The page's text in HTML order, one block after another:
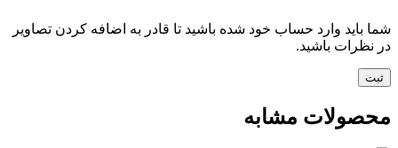
شما باید وارد حساب خود شده باشید تا قادر به اضافه کردن تصاویر
در نظرات باشید.
محصولات مشابه